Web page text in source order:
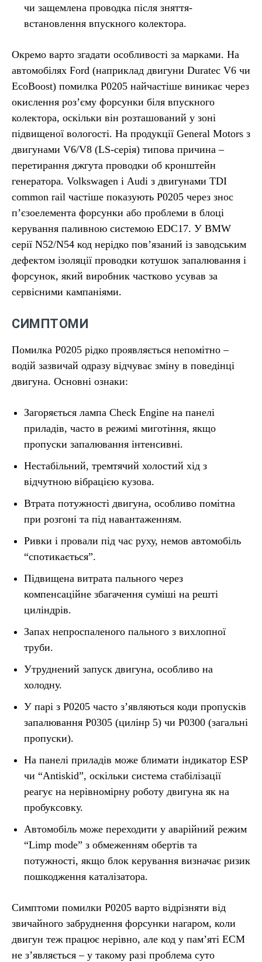
чи защемлена проводка після зняття-
встановлення впускного колектора.
Окремо варто згадати особливості за марками. На
автомобілях Ford (наприклад двигуни Duratec V6 чи
EcoBoost) помилка P0205 найчастіше виникає через
окислення роз’єму форсунки біля впускного
колектора, оскільки він розташований у зоні
підвищеної вологості. На продукції General Motors з
двигунами V6/V8 (LS-серія) типова причина –
перетирання джгута проводки об кронштейн
генератора. Volkswagen і Audi з двигунами TDI
common rail частіше показують P0205 через знос
п’єзоелемента форсунки або проблеми в блоці
керування паливною системою EDC17. У BMW
серії N52/N54 код нерідко пов’язаний із заводським
дефектом ізоляції проводки котушок запалювання і
форсунок, який виробник частково усував за
сервісними кампаніями.
СИМПТОМИ
Помилка P0205 рідко проявляється непомітно –
водій зазвичай одразу відчуває зміну в поведінці
двигуна. Основні ознаки:
Загоряється лампа Check Engine на панелі
приладів, часто в режимі миготіння, якщо
пропуски запалювання інтенсивні.
Нестабільний, тремтячий холостий хід з
відчутною вібрацією кузова.
Втрата потужності двигуна, особливо помітна
при розгоні та під навантаженням.
Ривки і провали під час руху, немов автомобіль
“спотикається”.
Підвищена витрата пального через
компенсаційне збагачення суміші на решті
циліндрів.
Запах непроспаленого пального з вихлопної
труби.
Утруднений запуск двигуна, особливо на
холодну.
У парі з P0205 часто з’являються коди пропусків
запалювання P0305 (цилінр 5) чи P0300 (загальні
пропуски).
На панелі приладів може блимати індикатор ESP
чи “Antiskid”, оскільки система стабілізації
реагує на нерівномірну роботу двигуна як на
пробуксовку.
Автомобіль може переходити у аварійний режим
“Limp mode” з обмеженням обертів та
потужності, якщо блок керування визначає ризик
пошкодження каталізатора.
Симптоми помилки P0205 варто відрізняти від
звичайного забруднення форсунки нагаром, коли
двигун теж працює нерівно, але код у пам’яті ECM
не з’являється – у такому разі проблема суто